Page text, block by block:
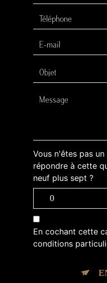
Vous n'êtes pas
répondre à cette
neuf plus sept ?
En cochant cette
conditions